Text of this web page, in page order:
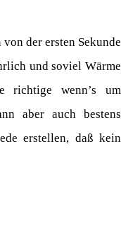
der ersten Sekunde
und soviel Wärme
wenn’s um
aber auch bestens
erstellen, daß kein